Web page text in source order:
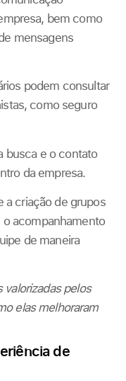
bem como
mensagens
podem consultar
como seguro
busca e o contato
da empresa.
a criação de grupos
o acompanhamento
de maneira
valorizadas pelos
elas melhoraram
de